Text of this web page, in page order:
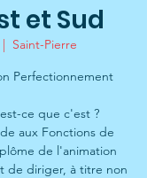
et Sud
Saint-Pierre
Perfectionnement
ce que c'est ?
aux Fonctions de
de l'animation
de diriger, à titre non